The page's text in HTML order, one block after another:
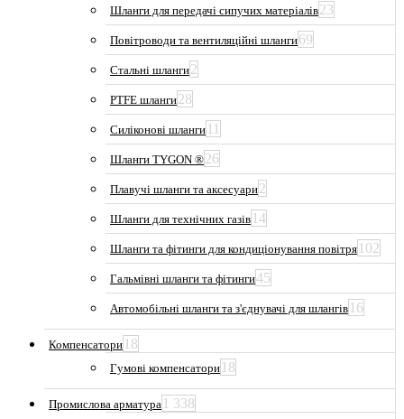
Шланги для передачі сипучих матеріалів23
Повітроводи та вентиляційні шланги69
Стальні шланги2
PTFE шланги28
Силіконові шланги 11
Шланги TYGON ®26
Плавучі шланги та аксесуари2
Шланги для технічних газів 14
Шланги та фітинги для кондиціонування повітря 102
Гальмівні шланги та фітинги45
Автомобільні шланги та з'єднувачі для шлангів 16
Компенсатори 18
Гумові компенсатори 18
Промислова арматура 1 338